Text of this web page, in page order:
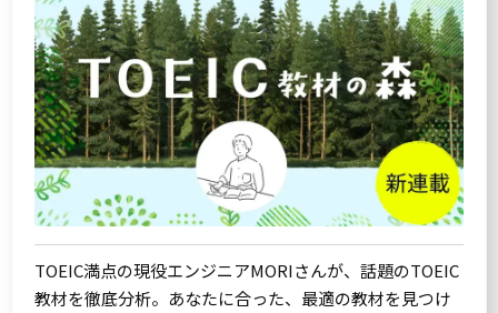
TOEIC満点の現役エンジニアMORIさんが、話題のTOEIC
教材を徹底分析。あなたに合った、最適の教材を見つけ